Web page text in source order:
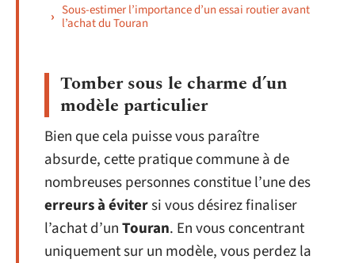
Sous-estimer l’importance d’un essai routier avant
l’achat du Touran
Tomber sous le charme d’un
modèle particulier
Bien que cela puisse vous paraître
absurde, cette pratique commune à de
nombreuses personnes constitue l’une des
erreurs à évitersi vous désirez finaliser
l’achat d’unTouran. En vous concentrant
uniquement sur un modèle, vous perdez la